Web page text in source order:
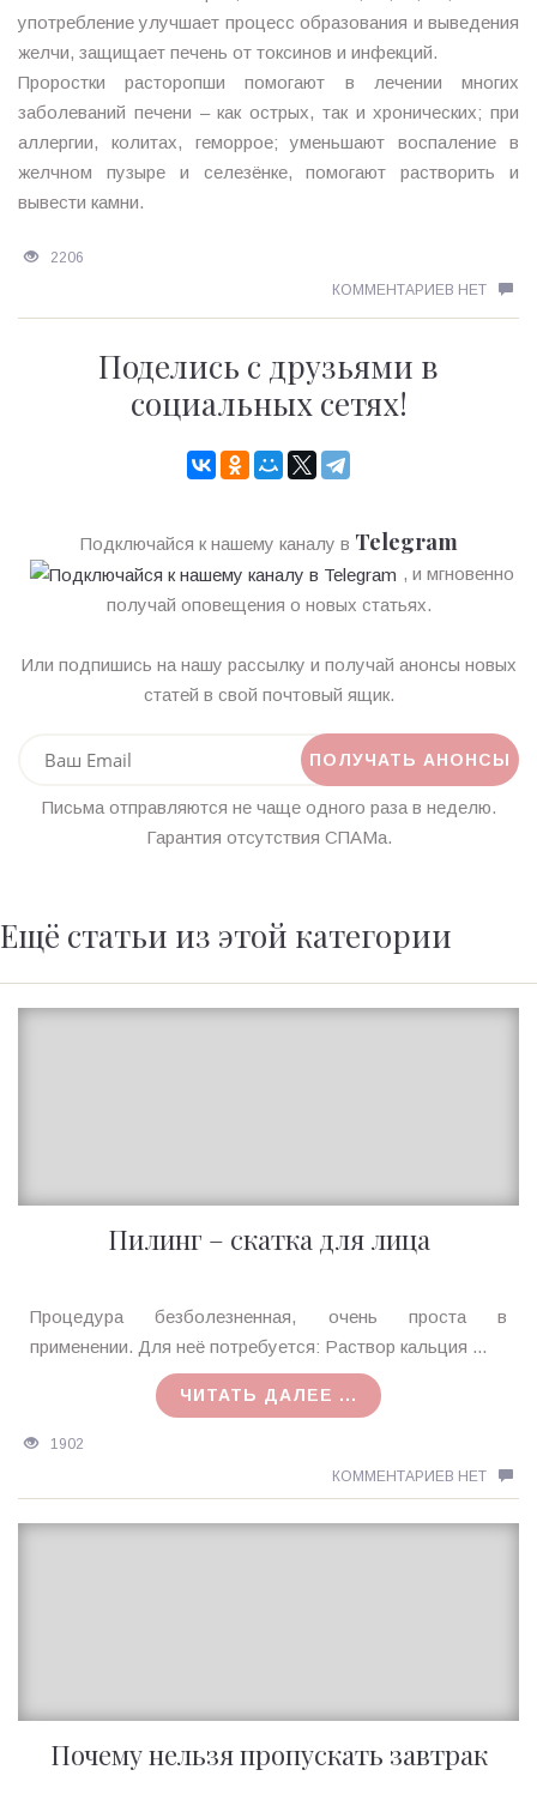
употребление улучшает процесс образования и выведения
желчи, защищает печень от токсинов и инфекций.
Проростки расторопши помогают в лечении многих
заболеваний печени – как острых, так и хронических; при
аллергии, колитах, геморрое; уменьшают воспаление в
желчном пузыре и селезёнке, помогают растворить и
вывести камни.
2206
КОММЕНТАРИЕВ НЕТ
Поделись с друзьями в
социальных сетях!
Подключайся к нашему каналу в Telegram
, и мгновенно
получай оповещения о новых статьях.
Или подпишись на нашу рассылку и получай анонсы новых
статей в свой почтовый ящик.
Письма отправляются не чаще одного раза в неделю.
Гарантия отсутствия СПАМа.
Ещё статьи из этой категории
Пилинг – скатка для лица
Ирина
MagicTantra
Процедура безболезненная, очень проста в
применении. Для неё потребуется: Раствор кальция ...
ЧИТАТЬ ДАЛЕЕ ...
1902
КОММЕНТАРИЕВ НЕТ
Почему нельзя пропускать завтрак